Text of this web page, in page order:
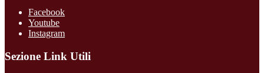
Facebook
Youtube
Instagram
Sezione Link Utili